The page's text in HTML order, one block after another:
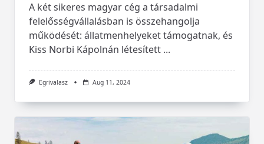
A két sikeres magyar cég a társadalmi
felelősségvállalásban is összehangolja
működését: állatmenhelyeket támogatnak, és
Kiss Norbi Kápolnán létesített ...
Egrivalasz Aug 11, 2024